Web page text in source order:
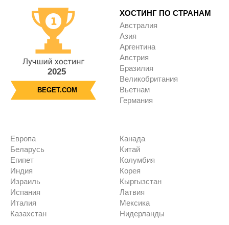
2025
BEGET.COM
ХОСТИНГ ПО СТРАНАМ
Австралия
Азия
Аргентина
Австрия
Бразилия
Великобритания
Вьетнам
Германия
Европа
Беларусь
Египет
Индия
Израиль
Испания
Италия
Казахстан
Канада
Китай
Колумбия
Корея
Кыргызстан
Латвия
Мексика
Нидерланды